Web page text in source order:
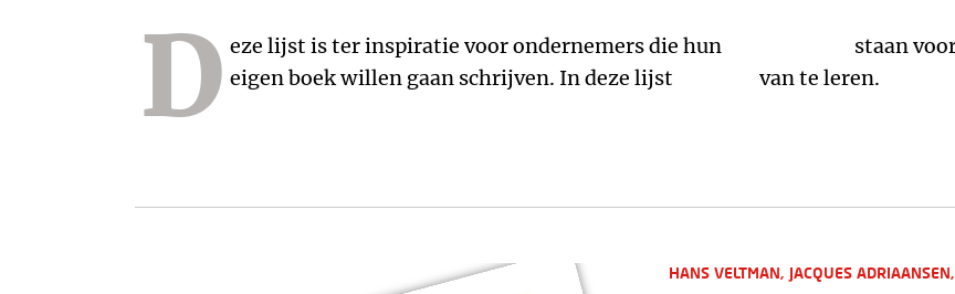
D eze lijst is ter inspiratie voor ondernemers die hun
eigen boek willen gaan schrijven. In deze lijst
staan voorbeelden om ideeën op te doen en om
van te leren.
HANS VELTMAN, JACQUES ADRIAANSEN,